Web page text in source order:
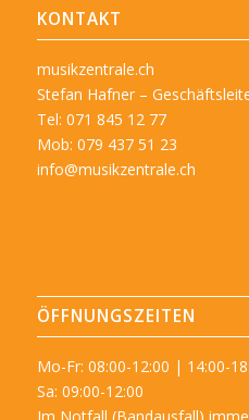
KONTAKT
musikzentrale.ch
Stefan Hafner –
Tel: 071 845 12 77
Mob: 079 437 51 23
info@musikzentrale.ch
ÖFFNUNGSZEITEN
Mo-Fr: 08:00-12:00 | 14:00-
Sa: 09:00-12:00